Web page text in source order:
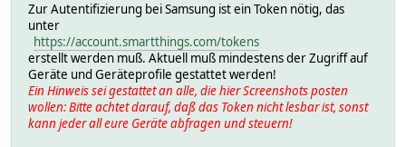
Zur Autentifizierung bei Samsung ist ein Token nötig, das
unter
https://account.smartthings.com/tokens
erstellt werden muß. Aktuell muß mindestens der Zugriff auf
Geräte und Geräteprofile gestattet werden!
Ein Hinweis sei gestattet an alle, die hier Screenshots posten
wollen: Bitte achtet darauf, daß das Token nicht lesbar ist, sonst
kann jeder all eure Geräte abfragen und steuern!